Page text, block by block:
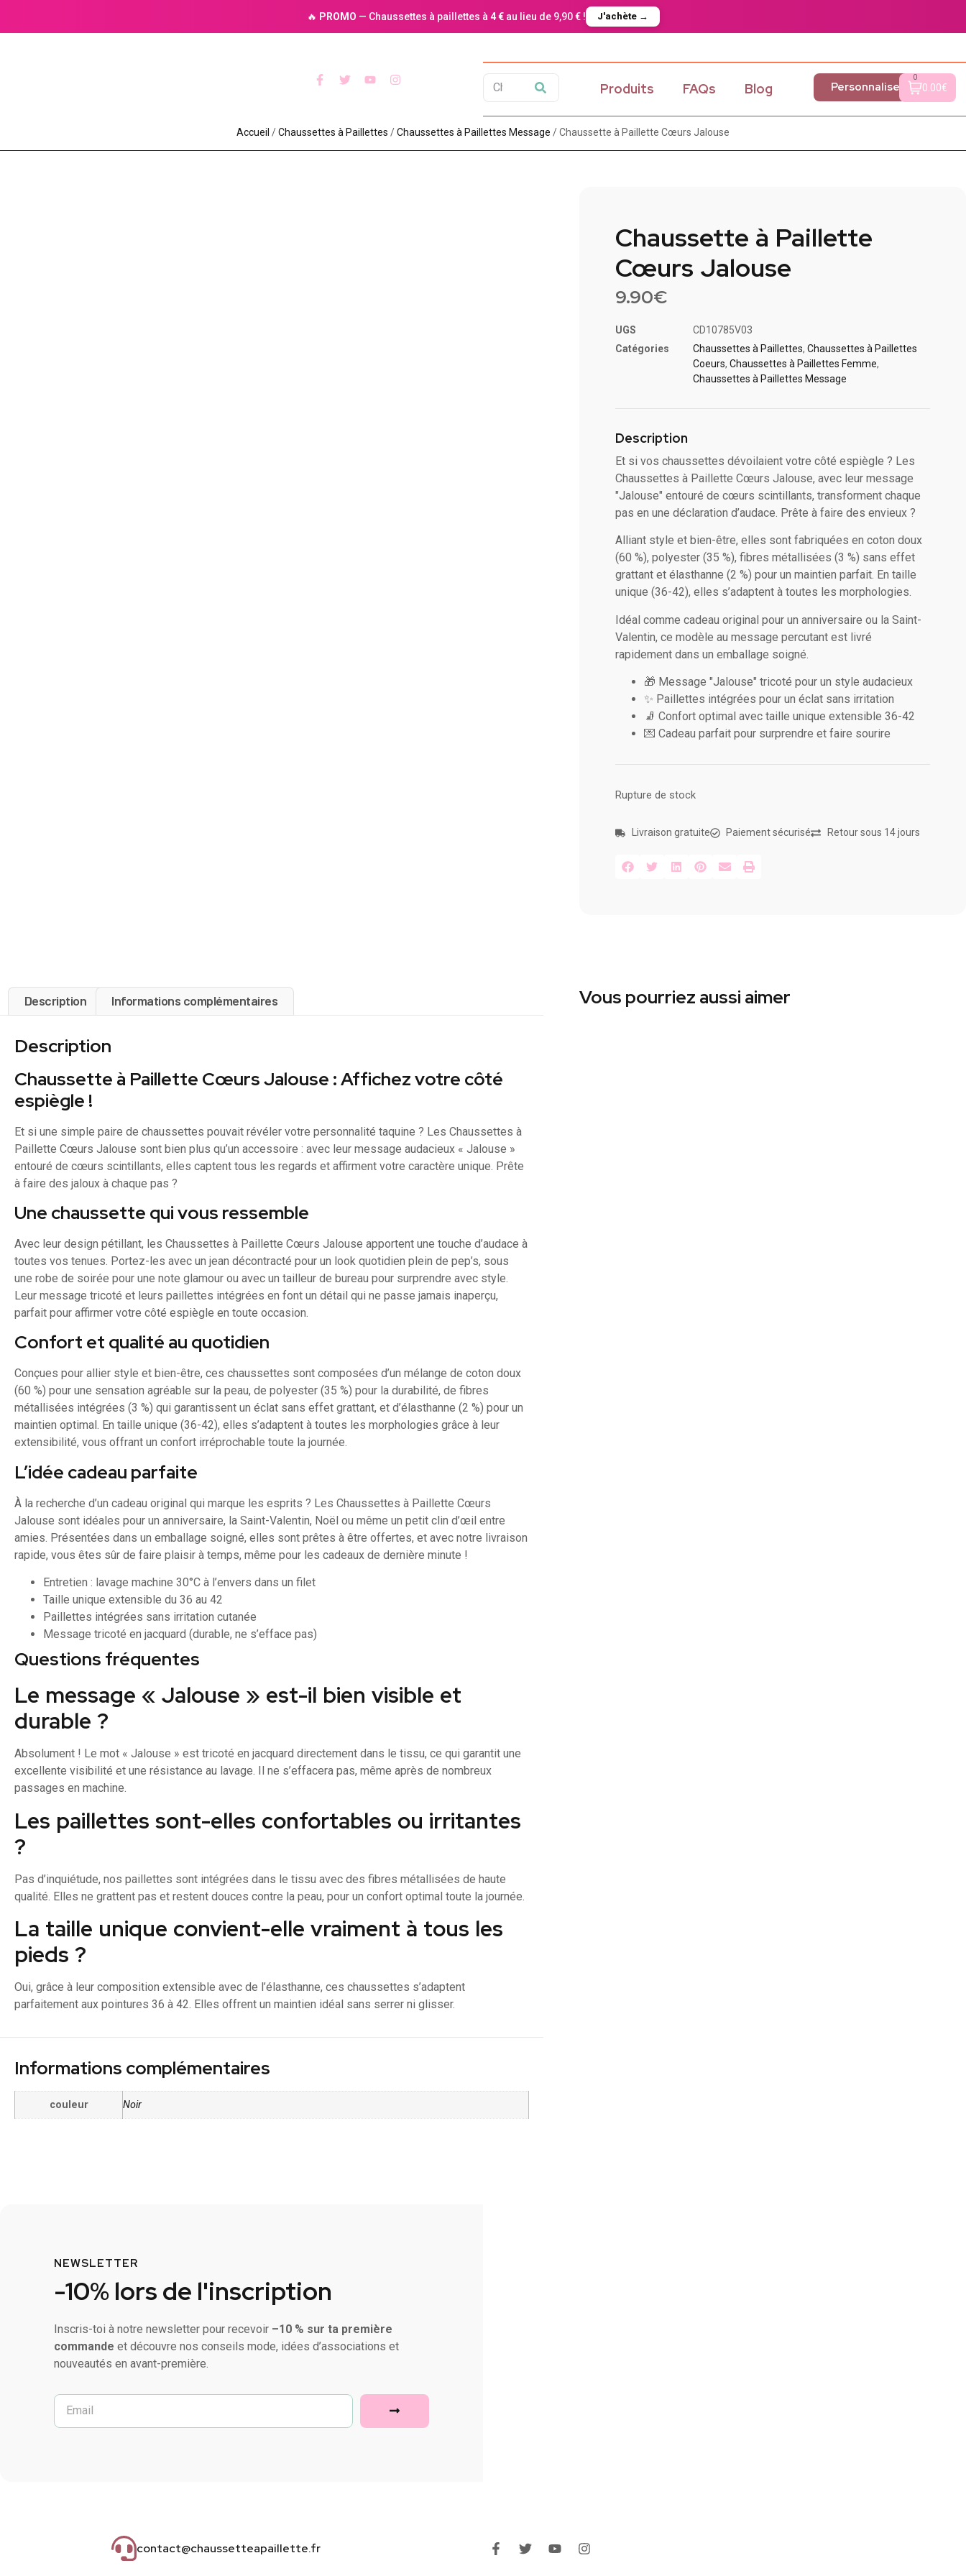
🔥 PROMO — Chaussettes à paillettes à 4 €au lieu de 9,90 € ! J'achète →
Produits FAQs Blog Personnaliser
0
0.00€
Accueil /Chaussettes à Paillette​s /Chaussettes à Paillettes Message​ / Chaussette à Paillette Cœurs Jalouse
Chaussette à Paillette
Cœurs Jalouse
9.90€
UGS
CD10785V03
Catégories
Chaussettes à Paillette​s,Chaussettes à Paillette​s
Coeurs,Chaussettes à Paillettes Femme,
Chaussettes à Paillettes Message​
Description
Et si vos chaussettes dévoilaient votre côté espiègle ? Les
Chaussettes à Paillette Cœurs Jalouse, avec leur message
"Jalouse" entouré de cœurs scintillants, transforment chaque
pas en une déclaration d’audace. Prête à faire des envieux ?
Alliant style et bien-être, elles sont fabriquées en coton doux
(60 %), polyester (35 %), fibres métallisées (3 %) sans effet
grattant et élasthanne (2 %) pour un maintien parfait. En taille
unique (36-42), elles s’adaptent à toutes les morphologies.
Idéal comme cadeau original pour un anniversaire ou la Saint-
Valentin, ce modèle au message percutant est livré
rapidement dans un emballage soigné.
🎁 Message "Jalouse" tricoté pour un style audacieux
✨ Paillettes intégrées pour un éclat sans irritation
🧦 Confort optimal avec taille unique extensible 36-42
💌 Cadeau parfait pour surprendre et faire sourire
Rupture de stock
Livraison gratuite Paiement sécurisé Retour sous 14 jours
Description Informations complémentaires
Description
Chaussette à Paillette Cœurs Jalouse : Affichez votre côté
espiègle !
Et si une simple paire de chaussettes pouvait révéler votre personnalité taquine ? Les Chaussettes à
Paillette Cœurs Jalouse sont bien plus qu’un accessoire : avec leur message audacieux « Jalouse »
entouré de cœurs scintillants, elles captent tous les regards et affirment votre caractère unique. Prête
à faire des jaloux à chaque pas ?
Une chaussette qui vous ressemble
Avec leur design pétillant, les Chaussettes à Paillette Cœurs Jalouse apportent une touche d’audace à
toutes vos tenues. Portez-les avec un jean décontracté pour un look quotidien plein de pep’s, sous
une robe de soirée pour une note glamour ou avec un tailleur de bureau pour surprendre avec style.
Leur message tricoté et leurs paillettes intégrées en font un détail qui ne passe jamais inaperçu,
parfait pour affirmer votre côté espiègle en toute occasion.
Confort et qualité au quotidien
Conçues pour allier style et bien-être, ces chaussettes sont composées d’un mélange de coton doux
(60 %) pour une sensation agréable sur la peau, de polyester (35 %) pour la durabilité, de fibres
métallisées intégrées (3 %) qui garantissent un éclat sans effet grattant, et d’élasthanne (2 %) pour un
maintien optimal. En taille unique (36-42), elles s’adaptent à toutes les morphologies grâce à leur
extensibilité, vous offrant un confort irréprochable toute la journée.
L’idée cadeau parfaite
À la recherche d’un cadeau original qui marque les esprits ? Les Chaussettes à Paillette Cœurs
Jalouse sont idéales pour un anniversaire, la Saint-Valentin, Noël ou même un petit clin d’œil entre
amies. Présentées dans un emballage soigné, elles sont prêtes à être offertes, et avec notre livraison
rapide, vous êtes sûr de faire plaisir à temps, même pour les cadeaux de dernière minute !
Entretien : lavage machine 30°C à l’envers dans un filet
Taille unique extensible du 36 au 42
Paillettes intégrées sans irritation cutanée
Message tricoté en jacquard (durable, ne s’efface pas)
Questions fréquentes
Le message « Jalouse » est-il bien visible et
durable ?
Absolument ! Le mot « Jalouse » est tricoté en jacquard directement dans le tissu, ce qui garantit une
excellente visibilité et une résistance au lavage. Il ne s’effacera pas, même après de nombreux
passages en machine.
Les paillettes sont-elles confortables ou irritantes
?
Pas d’inquiétude, nos paillettes sont intégrées dans le tissu avec des fibres métallisées de haute
qualité. Elles ne grattent pas et restent douces contre la peau, pour un confort optimal toute la journée.
La taille unique convient-elle vraiment à tous les
pieds ?
Oui, grâce à leur composition extensible avec de l’élasthanne, ces chaussettes s’adaptent
parfaitement aux pointures 36 à 42. Elles offrent un maintien idéal sans serrer ni glisser.
Informations complémentaires
couleur Noir
Vous pourriez aussi aimer
NEWSLETTER
-10% lors de l'inscription
Inscris-toi à notre newsletter pour recevoir –10 % sur ta première
commande et découvre nos conseils mode, idées d’associations et
nouveautés en avant-première.
contact@chaussetteapaillette.fr